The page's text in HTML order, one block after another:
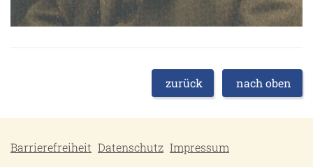
zurück nach oben
Barrierefreiheit Datenschutz Impressum